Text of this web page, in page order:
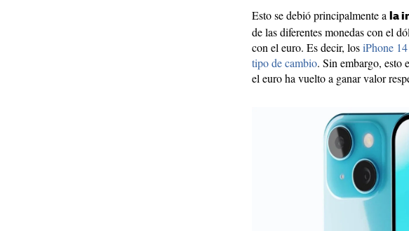
Esto se debió principalmente a la
de las diferentes monedas con el
con el euro. Es decir, losiPhone
tipo de cambio. Sin embargo, esto
el euro ha vuelto a ganar valor